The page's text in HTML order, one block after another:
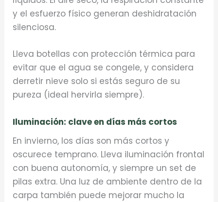
y el esfuerzo físico generan deshidratación
silenciosa.
Lleva botellas con protección térmica para
evitar que el agua se congele, y considera
derretir nieve solo si estás seguro de su
pureza (ideal hervirla siempre).
Iluminación: clave en días más cortos
En invierno, los días son más cortos y
oscurece temprano. Lleva iluminación frontal
con buena autonomía, y siempre un set de
pilas extra. Una luz de ambiente dentro de la
carpa también puede mejorar mucho la